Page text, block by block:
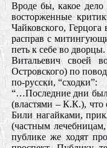
Вроде бы, какое дело
восторженные
Чайковского,
расправ с
петь к себе во
Витальевич своей
Островского) по
по-русски, “сходки”:
“…Последние дни
(властями – К.К.), что
Били нагайками,
(частным
публике же ходят